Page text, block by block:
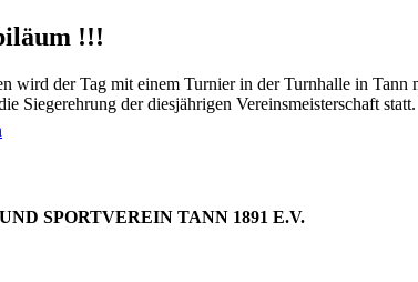
!!!
der Tag mit einem Turnier in der Turnhalle in Tann
Siegerehrung der diesjährigen Vereinsmeisterschaft statt.
SPORTVEREIN TANN 1891 E.V.